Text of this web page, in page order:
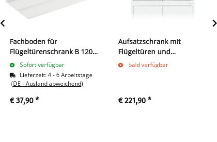
Fachboden für
Flügeltürenschrank B 1200
x T 422 mm, signalweiß
Sofort verfügbar
Lieferzeit:4 - 6 Arbeitstage
(DE - Ausland abweichend)
€ 37,90 *
Aufsatzschrank mit
Flügeltüren und
Zylinderschloss mit
bald verfügbar
€ 221,90 *